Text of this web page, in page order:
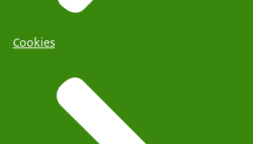
Cookies